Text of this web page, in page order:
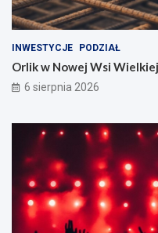
INWESTYCJE PODZIAŁ
Orlik w Nowej Wsi
6 sierpnia 2026